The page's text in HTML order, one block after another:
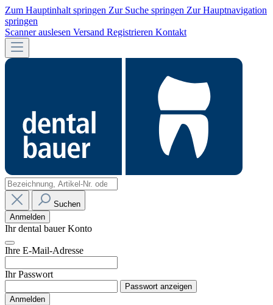
Zum Hauptinhalt springen Zur Suche springen Zur Hauptnavigation
springen
Scanner auslesen Versand Registrieren Kontakt
Suchen
Anmelden
Ihr dental bauer Konto
Ihre E-Mail-Adresse
Ihr Passwort
Passwort anzeigen
Anmelden